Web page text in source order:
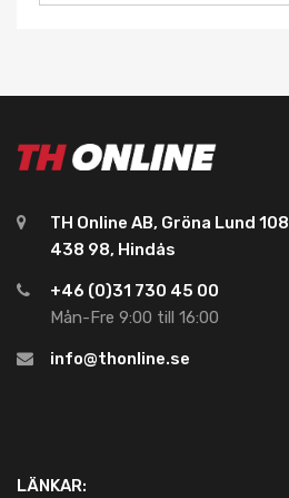
TH Online AB, Gröna Lund 108
438 98, Hindås
+46 (0)31 730 45 00
Mån-Fre 9:00 till 16:00
info@thonline.se
LÄNKAR: